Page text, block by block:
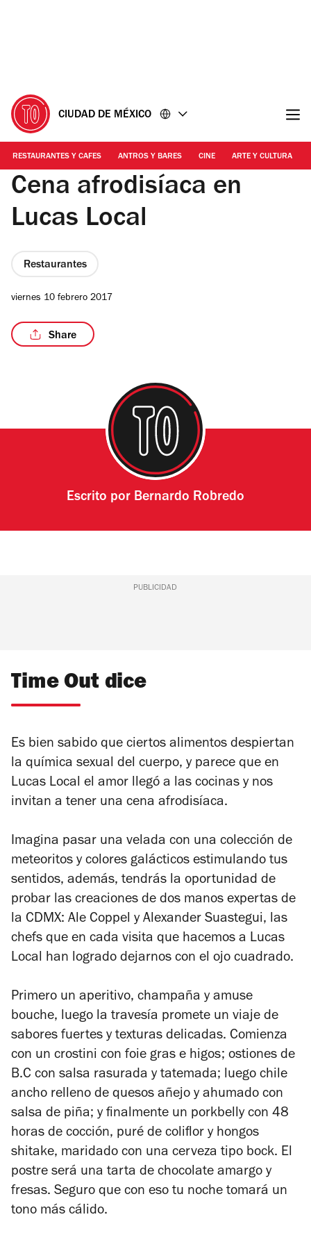
CIUDAD DE MÉXICO
RESTAURANTES Y CAFES ANTROS Y BARES CINE ARTE Y CULTURA
Cena afrodisíaca en
Lucas Local
Restaurantes
viernes 10 febrero 2017
Share
Escrito por Bernardo Robredo
PUBLICIDAD
Time Out dice
Es bien sabido que ciertos alimentos despiertan
la química sexual del cuerpo, y parece que en
Lucas Local el amor llegó a las cocinas y nos
invitan a tener una cena afrodisíaca.
Imagina pasar una velada con una colección de
meteoritos y colores galácticos estimulando tus
sentidos, además, tendrás la oportunidad de
probar las creaciones de dos manos expertas de
la CDMX: Ale Coppel y Alexander Suastegui, las
chefs que en cada visita que hacemos a Lucas
Local han logrado dejarnos con el ojo cuadrado.
Primero un aperitivo, champaña y amuse
bouche, luego la travesía promete un viaje de
sabores fuertes y texturas delicadas. Comienza
con un crostini con foie gras e higos; ostiones de
B.C con salsa rasurada y tatemada; luego chile
ancho relleno de quesos añejo y ahumado con
salsa de piña; y finalmente un porkbelly con 48
horas de cocción, puré de coliflor y hongos
shitake, maridado con una cerveza tipo bock. El
postre será una tarta de chocolate amargo y
fresas. Seguro que con eso tu noche tomará un
tono más cálido.